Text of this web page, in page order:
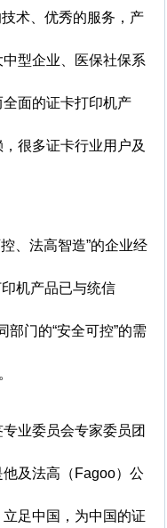
术、优秀的服务，产
型企业、医保社保系
面的证卡打印机产
很多证卡行业用户及
、法高智造”的企业经
机产品已与统信
部门的“安全可控”的需
业委员会专家委员团
及法高（Fagoo）公
足中国，为中国的证